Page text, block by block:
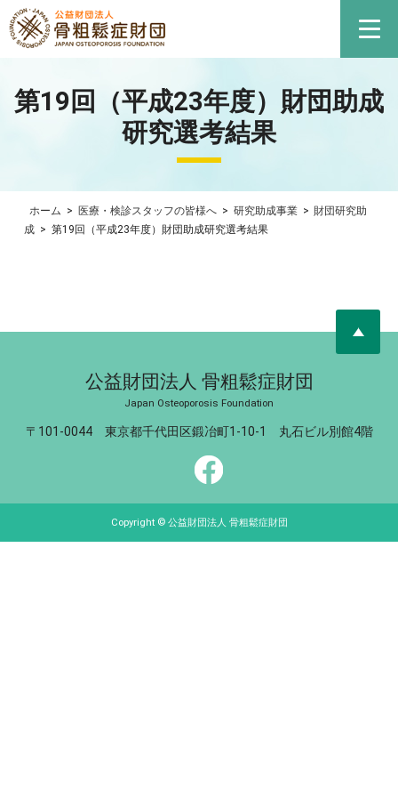
第19回（平成23年度）財団助成
研究選考結果
ホーム > 医療・検診スタッフの皆様へ > 研究助成事業 > 財団研究助
成 > 第19回（平成23年度）財団助成研究選考結果
公益財団法人 骨粗鬆症財団
Japan Osteoporosis Foundation
〒101-0044 東京都千代田区鍛冶町1-10-1 丸石ビル別館4階
Copyright © 公益財団法人 骨粗鬆症財団